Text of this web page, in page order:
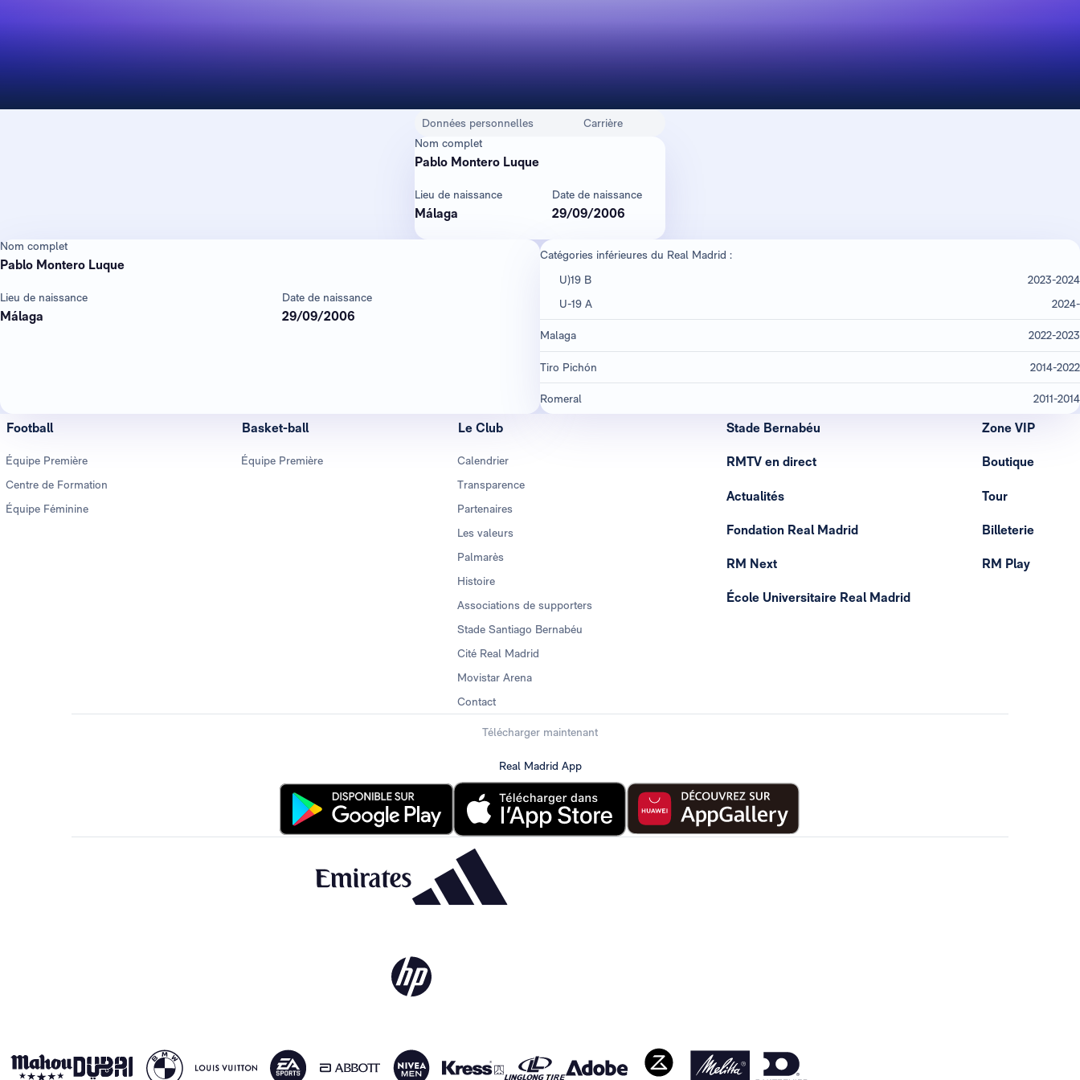
Données personnelles
Carrière
Nom complet
Pablo Montero Luque
Lieu de naissance
Málaga
Date de naissance
29/09/2006
Nom complet
Pablo Montero Luque
Lieu de naissance
Málaga
Date de naissance
29/09/2006
Catégories inférieures du Real Madrid :
U)19 B
2023-2024
U-19 A
2024-
Malaga 2022-2023
Tiro Pichón 2014-2022
Romeral 2011-2014
Football
Équipe Première
Centre de Formation
Équipe Féminine
Basket-ball
Équipe Première
Le Club
Calendrier
Transparence
Partenaires
Les valeurs
Palmarès
Histoire
Associations de supporters
Stade Santiago Bernabéu
Cité Real Madrid
Movistar Arena
Contact
Stade Bernabéu
RMTV en direct
Actualités
Fondation Real Madrid
RM Next
École Universitaire Real Madrid
Zone VIP
Boutique
Tour
Billeterie
RM Play
Télécharger maintenant
Real Madrid App